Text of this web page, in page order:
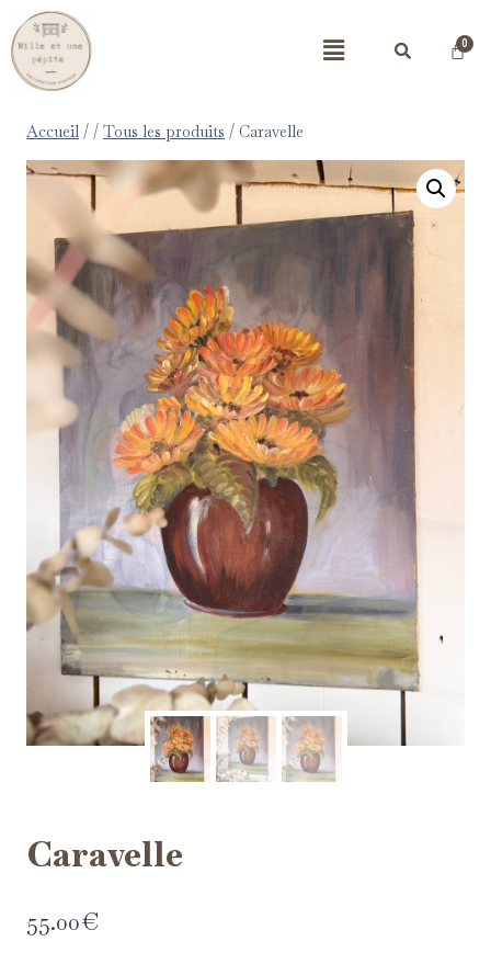
Accueil / / Tous les produits / Caravelle
Caravelle
55.00€